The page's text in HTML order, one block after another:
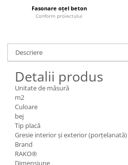
Fasonare oțel beton
Conform proiectului
Descriere
Detalii produs
Unitate de măsură
m2
Culoare
bej
Tip placă
Gresie interior și exterior (porțelanată)
Brand
RAKO®
Dimensiune